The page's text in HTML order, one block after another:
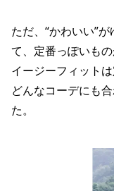
ただ、“かわいい”
て、定番っぽいも
イージーフィット
どんなコーデにも
た。